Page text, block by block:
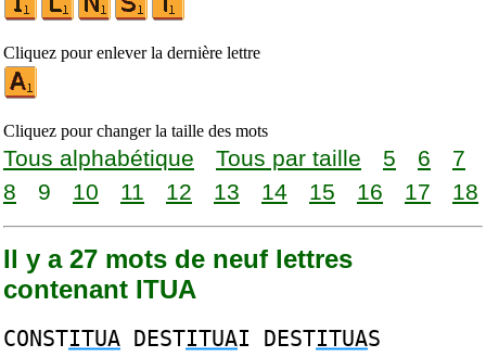
Cliquez pour enlever la dernière lettre
Cliquez pour changer la taille des mots
Tous alphabétique Tous par taille 5 6
7
8
9 10 11 12 13 14 15 16 17 18
Il y a 27 mots de neuf lettres
contenant ITUA
CONSTITUA DESTITUAI DESTITUAS